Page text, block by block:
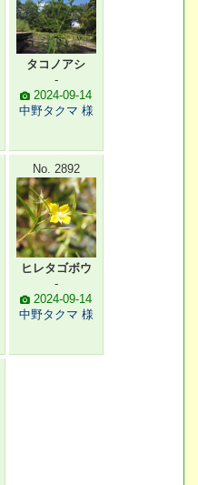
タコノアシ
-
2024-09-14
中野タクマ 様
No. 2892
ヒレタゴボウ
-
2024-09-14
中野タクマ 様